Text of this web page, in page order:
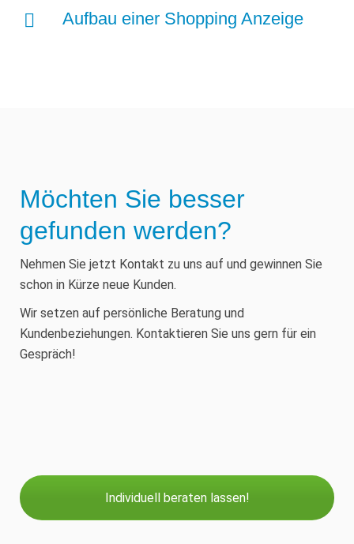
Aufbau einer Shopping Anzeige
Möchten Sie besser
gefunden werden?
Nehmen Sie jetzt Kontakt zu uns auf und gewinnen Sie
schon in Kürze neue Kunden.
Wir setzen auf persönliche Beratung und
Kundenbeziehungen. Kontaktieren Sie uns gern für ein
Gespräch!
Individuell beraten lassen!